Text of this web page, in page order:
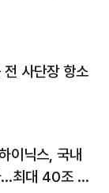
사단장 항소
이닉스, 국내
…최대 40조 투